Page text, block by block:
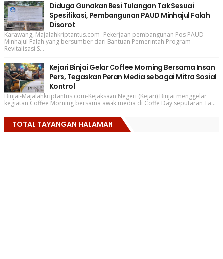
Diduga Gunakan Besi Tulangan Tak Sesuai
Spesifikasi, Pembangunan PAUD Minhajul Falah
Disorot
Karawang, Majalahkriptantus.com- Pekerjaan pembangunan Pos PAUD
Minhajul Falah yang bersumber dari Bantuan Pemerintah Program
Revitalisasi S...
Kejari Binjai Gelar Coffee Morning Bersama Insan
Pers, Tegaskan Peran Media sebagai Mitra Sosial
Kontrol
Binjai-Majalahkriptantus.com-Kejaksaan Negeri (Kejari) Binjai menggelar
kegiatan Coffee Morning bersama awak media di Coffe Day seputaran Ta...
TOTAL TAYANGAN HALAMAN